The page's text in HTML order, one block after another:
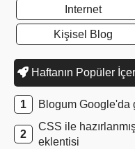
Internet
Kişisel Blog
Haftanın Popüler
Blogum Google'da
CSS ile
eklentisi